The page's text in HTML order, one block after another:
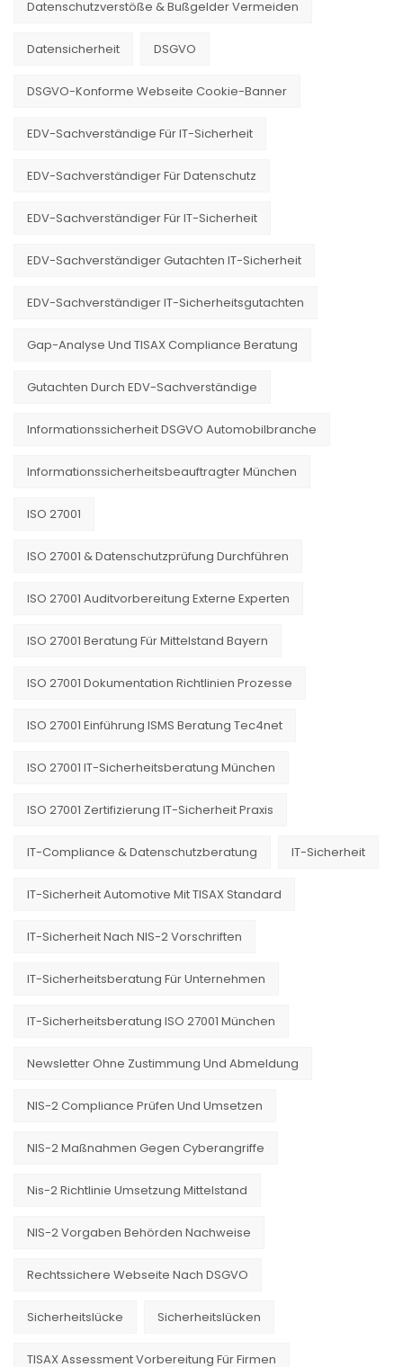
Datenschutzverstöße & Bußgelder Vermeiden
Datensicherheit DSGVO
DSGVO-Konforme Webseite Cookie-Banner
EDV-Sachverständige Für IT-Sicherheit
EDV-Sachverständiger Für Datenschutz
EDV-Sachverständiger Für IT-Sicherheit
EDV-Sachverständiger Gutachten IT-Sicherheit
EDV-Sachverständiger IT-Sicherheitsgutachten
Gap-Analyse Und TISAX Compliance Beratung
Gutachten Durch EDV-Sachverständige
Informationssicherheit DSGVO Automobilbranche
Informationssicherheitsbeauftragter München
ISO 27001
ISO 27001 & Datenschutzprüfung Durchführen
ISO 27001 Auditvorbereitung Externe Experten
ISO 27001 Beratung Für Mittelstand Bayern
ISO 27001 Dokumentation Richtlinien Prozesse
ISO 27001 Einführung ISMS Beratung Tec4net
ISO 27001 IT-Sicherheitsberatung München
ISO 27001 Zertifizierung IT-Sicherheit Praxis
IT-Compliance & Datenschutzberatung IT-Sicherheit
IT-Sicherheit Automotive Mit TISAX Standard
IT-Sicherheit Nach NIS-2 Vorschriften
IT-Sicherheitsberatung Für Unternehmen
IT-Sicherheitsberatung ISO 27001 München
Newsletter Ohne Zustimmung Und Abmeldung
NIS-2 Compliance Prüfen Und Umsetzen
NIS-2 Maßnahmen Gegen Cyberangriffe
Nis-2 Richtlinie Umsetzung Mittelstand
NIS-2 Vorgaben Behörden Nachweise
Rechtssichere Webseite Nach DSGVO
Sicherheitslücke Sicherheitslücken
TISAX Assessment Vorbereitung Für Firmen